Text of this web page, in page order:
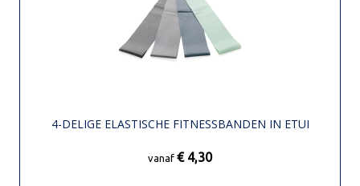
4-DELIGE ELASTISCHE FITNESSBANDEN IN ETUI
vanaf € 4,30